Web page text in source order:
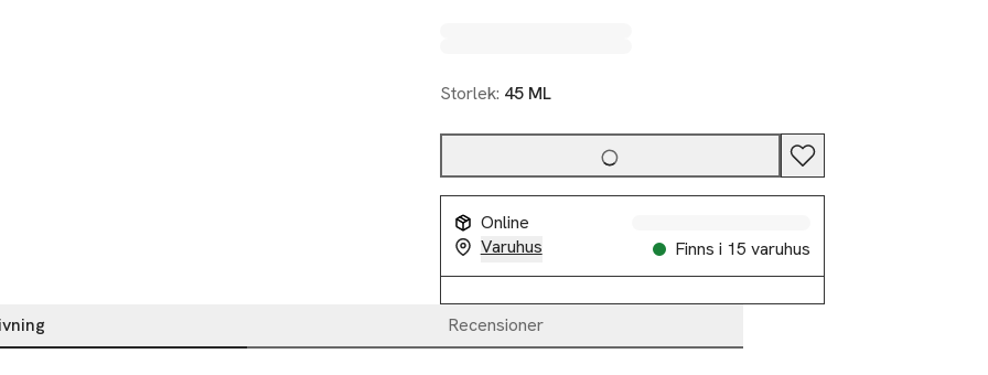
Storlek: 45 ML
Online
Varuhus
Finns i 15 varuhus
Recensioner